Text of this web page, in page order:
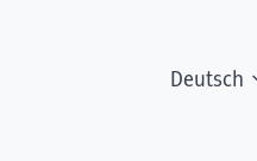
Deutsch